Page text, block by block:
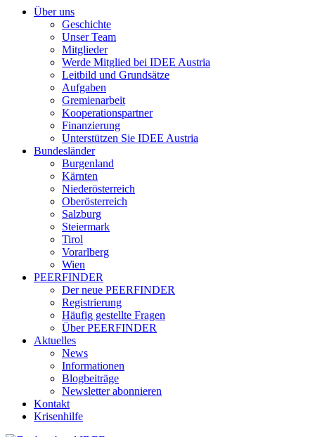
Über uns
Geschichte
Unser Team
Mitglieder
Werde Mitglied bei IDEE Austria
Leitbild und Grundsätze
Aufgaben
Gremienarbeit
Kooperationspartner
Finanzierung
Unterstützen Sie IDEE Austria
Bundesländer
Burgenland
Kärnten
Niederösterreich
Oberösterreich
Salzburg
Steiermark
Tirol
Vorarlberg
Wien
PEERFINDER
Der neue PEERFINDER
Registrierung
Häufig gestellte Fragen
Über PEERFINDER
Aktuelles
News
Informationen
Blogbeiträge
Newsletter abonnieren
Kontakt
Krisenhilfe